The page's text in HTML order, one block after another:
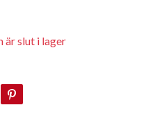
är slut i lager